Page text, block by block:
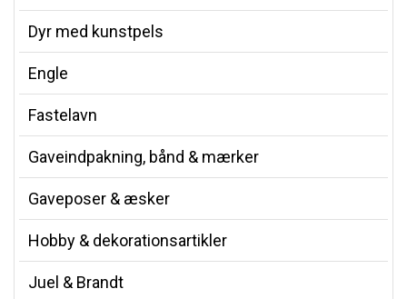
Dyr med kunstpels
Engle
Fastelavn
Gaveindpakning, bånd & mærker
Gaveposer & æsker
Hobby & dekorationsartikler
Juel & Brandt